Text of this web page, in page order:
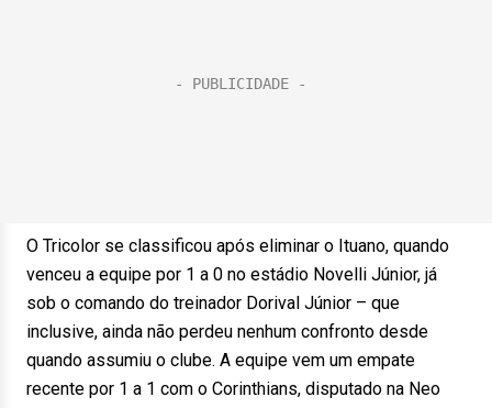
O Tricolor se classificou após eliminar o Ituano, quando
venceu a equipe por 1 a 0 no estádio Novelli Júnior, já
sob o comando do treinador Dorival Júnior – que
inclusive, ainda não perdeu nenhum confronto desde
quando assumiu o clube. A equipe vem um empate
recente por 1 a 1 com o Corinthians, disputado na Neo